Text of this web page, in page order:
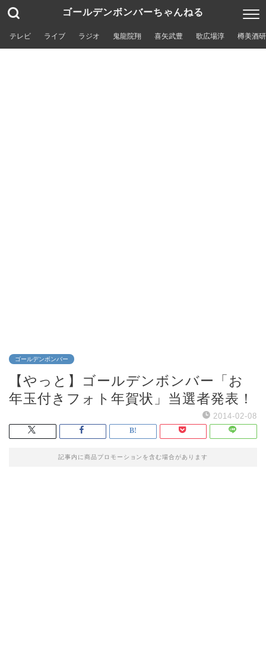
ゴールデンボンバーちゃんねる
テレビ ライブ ラジオ 鬼龍院翔 喜矢武豊 歌広場淳 樽美酒
ゴールデンボンバー
【やっと】ゴールデンボンバー「お
年玉付きフォト年賀状」当選者発表！
2014-02-08
記事内に商品プロモーションを含む場合があります